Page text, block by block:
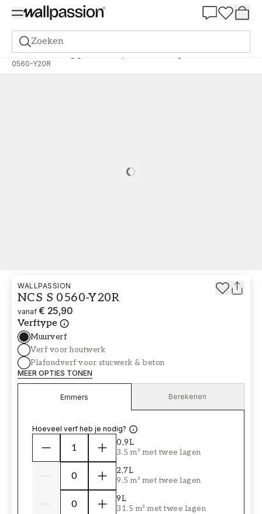
Zoeken
Verf Bestelling gebaseerd op NCS Bestelling door NCS
0560-Y20R
Loading…
WALLPASSION
NCS S 0560-Y20R
vanaf € 25,90
Verftype
Muurverf
Verf voor houtwerk
Plafondverf voor stucwerk & beton
MEER OPTIES TONEN
Emmers Berekenen
Hoeveel verf heb je nodig?
0,9L
3.5 m² met twee lagen
2,7L
9.5 m² met twee lagen
9L
31.5 m² met twee lagen